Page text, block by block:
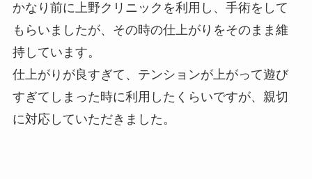
かなり前に上野クリニックを利用し、手術をして
もらいましたが、その時の仕上がりをそのまま維
持しています。
仕上がりが良すぎて、テンションが上がって遊び
すぎてしまった時に利用したくらいですが、親切
に対応していただきました。